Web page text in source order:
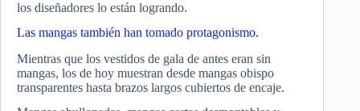
los diseñadores lo están logrando.
Las mangas también han tomado protagonismo.
Mientras que los vestidos de gala de antes eran sin
mangas, los de hoy muestran desde mangas obispo
transparentes hasta brazos largos cubiertos de encaje.